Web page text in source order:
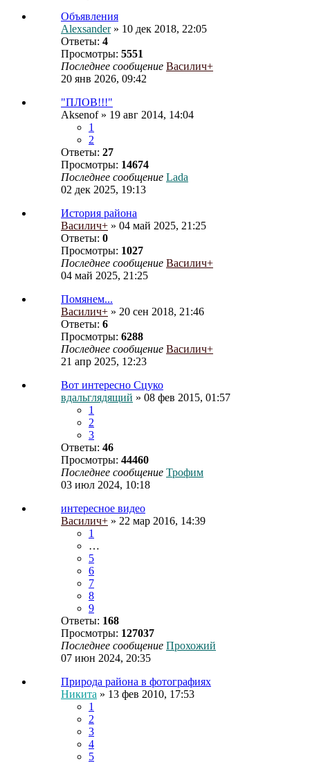
Объявления
Alexsander» 10 дек 2018, 22:05
Ответы: 4
Просмотры: 5551
Последнее сообщение Василич+
20 янв 2026, 09:42
"ПЛОВ!!!"
Aksenof» 19 авг 2014, 14:04
1
2
Ответы: 27
Просмотры: 14674
Последнее сообщение Lada
02 дек 2025, 19:13
История района
Василич+ » 04 май 2025, 21:25
Ответы: 0
Просмотры: 1027
Последнее сообщение Василич+
04 май 2025, 21:25
Помянем...
Василич+ » 20 сен 2018, 21:46
Ответы: 6
Просмотры: 6288
Последнее сообщение Василич+
21 апр 2025, 12:23
Вот интересно Сцуко
вдальглядящий » 08 фев 2015, 01:57
1
2
3
Ответы: 46
Просмотры: 44460
Последнее сообщение Трофим
03 июл 2024, 10:18
интересное видео
Василич+ » 22 мар 2016, 14:39
1
…
5
6
7
8
9
Ответы: 168
Просмотры: 127037
Последнее сообщение Прохожий
07 июн 2024, 20:35
Природа района в фотографиях
Никита » 13 фев 2010, 17:53
1
2
3
4
5